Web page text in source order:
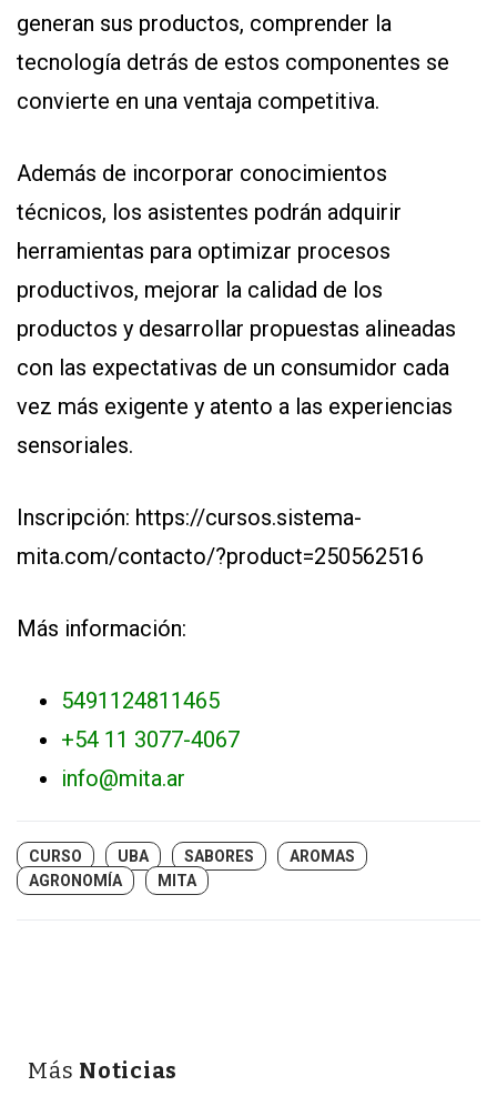
generan sus productos, comprender la
tecnología detrás de estos componentes se
convierte en una ventaja competitiva.
Además de incorporar conocimientos
técnicos, los asistentes podrán adquirir
herramientas para optimizar procesos
productivos, mejorar la calidad de los
productos y desarrollar propuestas alineadas
con las expectativas de un consumidor cada
vez más exigente y atento a las experiencias
sensoriales.
Inscripción: https://cursos.sistema-
mita.com/contacto/?product=250562516
Más información:
5491124811465
+54 11 3077-4067
info@mita.ar
CURSO UBA SABORES
AROMAS
AGRONOMÍA
MITA
Más Noticias